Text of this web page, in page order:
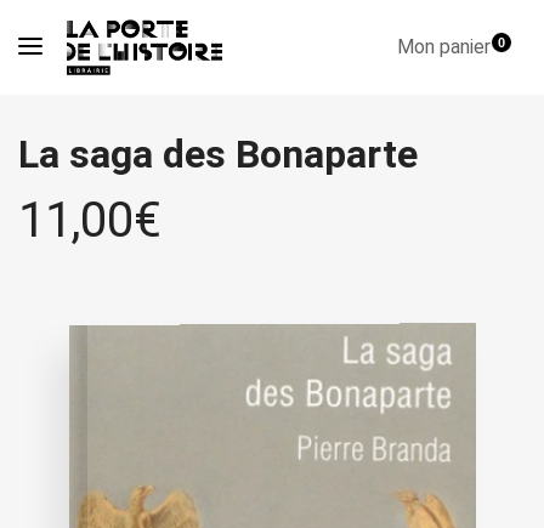
Mon panier0
La saga des Bonaparte
11,00€